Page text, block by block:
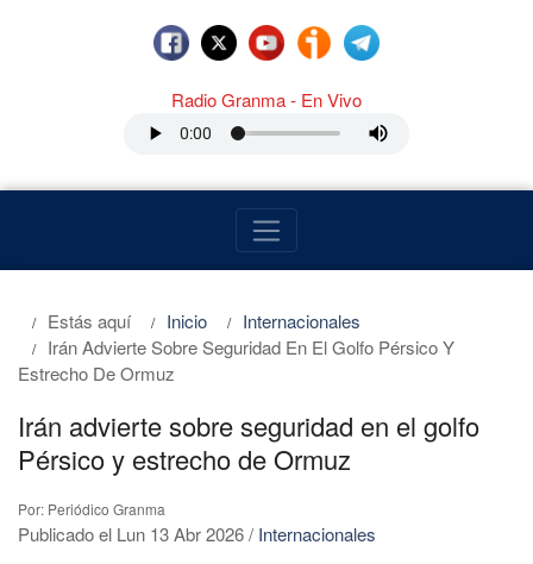
Radio Granma - En Vivo
Estás aquí Inicio
Internacionales
Irán Advierte Sobre Seguridad En El Golfo Pérsico Y
Estrecho De Ormuz
Irán advierte sobre seguridad en el golfo
Pérsico y estrecho de Ormuz
Por: Periódico Granma
Publicado el Lun 13 Abr 2026/ Internacionales